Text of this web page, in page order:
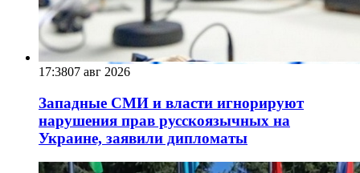
17:3807 авг 2026
Западные СМИ и власти игнорируют
нарушения прав русскоязычных на
Украине, заявили дипломаты